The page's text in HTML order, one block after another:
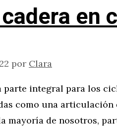
en
por Clara
parte integral para los
como una articulación
mayoría de nosotros,